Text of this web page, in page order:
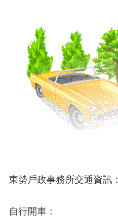
東勢戶政事務所交通資訊：
自行開車：